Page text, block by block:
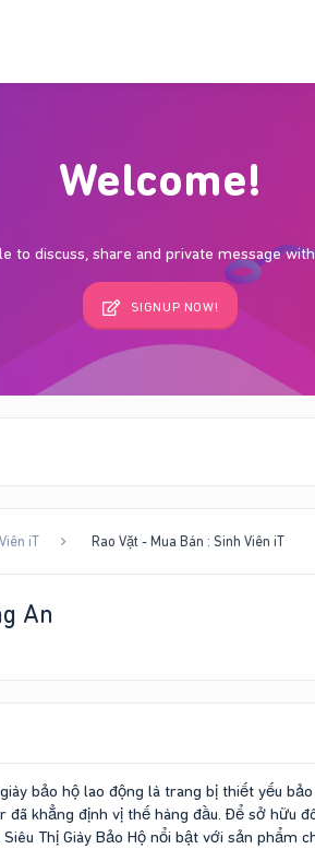
Welcome!
to discuss, share and private message
SIGNUP NOW!
iT Rao Vặt - Mua Bán : Sinh Viên iT
An
bảo hộ lao động là trang bị thiết yếu
khẳng định vị thế hàng đầu. Để sở hữu
Thị Giày Bảo Hộ nổi bật với sản phẩm